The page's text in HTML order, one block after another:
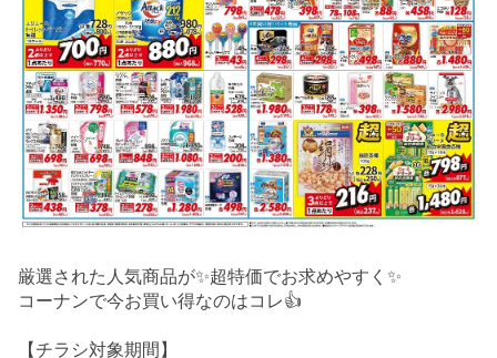
厳選された人気商品が✨超特価でお求めやすく✨
コーナンで今お買い得なのはコレ👍
【チラシ対象期間】